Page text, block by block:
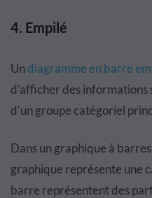
4. Empilé
Undiagramme en barre
d'afficher des informations
d'un groupe catégoriel
Dans un graphique à
graphique représente une
barre représentent des